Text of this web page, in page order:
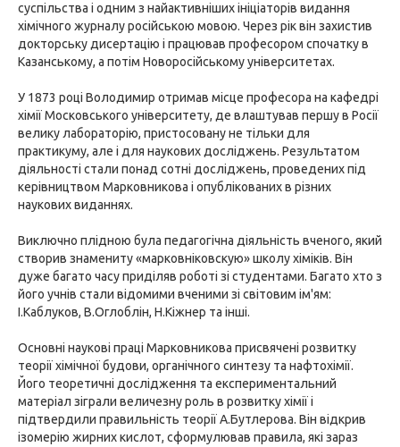
суспільства і одним з найактивніших ініціаторів видання
хімічного журналу російською мовою. Через рік він захистив
докторську дисертацію і працював професором спочатку в
Казанському, а потім Новоросійському університетах.
У 1873 році Володимир отримав місце професора на кафедрі
хімії Московського університету, де влаштував першу в Росії
велику лабораторію, пристосовану не тільки для
практикуму, але і для наукових досліджень. Результатом
діяльності стали понад сотні досліджень, проведених під
керівництвом Марковникова і опублікованих в різних
наукових виданнях.
Виключно плідною була педагогічна діяльність вченого, який
створив знамениту «марковніковскую» школу хіміків. Він
дуже багато часу приділяв роботі зі студентами. Багато хто з
його учнів стали відомими вченими зі світовим ім'ям:
І.Каблуков, В.Оглоблін, Н.Кіжнер та інші.
Основні наукові праці Марковникова присвячені розвитку
теорії хімічної будови, органічного синтезу та нафтохімії.
Його теоретичні дослідження та експериментальний
матеріал зіграли величезну роль в розвитку хімії і
підтвердили правильність теорії А.Бутлерова. Він відкрив
ізомерію жирних кислот, сформулював правила, які зараз